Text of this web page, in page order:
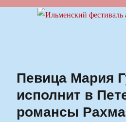
Ильменский
Певица Мария
исполнит в
романсы